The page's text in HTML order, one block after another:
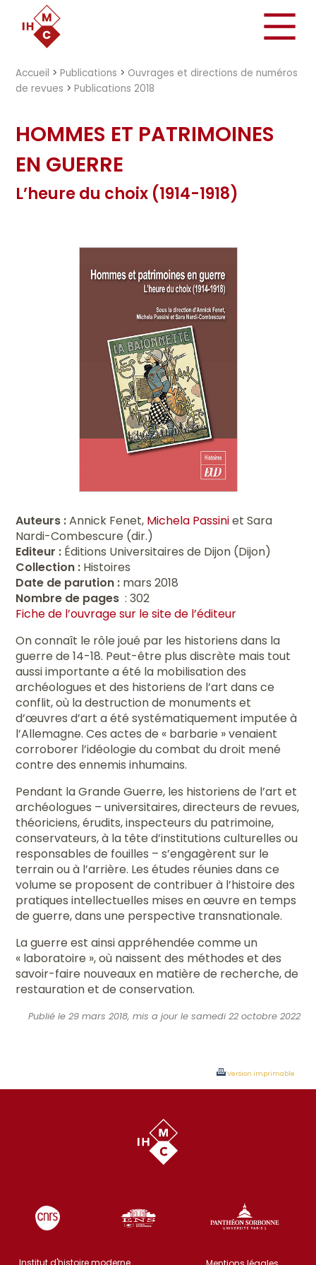
Accueil >Publications > Ouvrages et directions de numéros
de revues >Publications 2018
HOMMES ET PATRIMOINES
EN GUERRE
L’heure du choix (1914-1918)
Auteurs :Annick Fenet, Michela Passiniet Sara
Nardi-Combescure (dir.)
Editeur : Éditions Universitaires de Dijon (Dijon)
Collection : Histoires
Date de parution : mars 2018
Nombre de pages : 302
Fiche de l’ouvrage sur le site de l’éditeur
On connaît le rôle joué par les historiens dans la
guerre de 14-18. Peut-être plus discrète mais tout
aussi importante a été la mobilisation des
archéologues et des historiens de l’art dans ce
conflit, où la destruction de monuments et
d’œuvres d’art a été systématiquement imputée à
l’Allemagne. Ces actes de « barbarie » venaient
corroborer l’idéologie du combat du droit mené
contre des ennemis inhumains.
Pendant la Grande Guerre, les historiens de l’art et
archéologues – universitaires, directeurs de revues,
théoriciens, érudits, inspecteurs du patrimoine,
conservateurs, à la tête d’institutions culturelles ou
responsables de fouilles – s’engagèrent sur le
terrain ou à l’arrière. Les études réunies dans ce
volume se proposent de contribuer à l’histoire des
pratiques intellectuelles mises en œuvre en temps
de guerre, dans une perspective transnationale.
La guerre est ainsi appréhendée comme un
« laboratoire », où naissent des méthodes et des
savoir-faire nouveaux en matière de recherche, de
restauration et de conservation.
Publié le 29 mars 2018, mis a jour le samedi 22 octobre 2022
Version imprimable